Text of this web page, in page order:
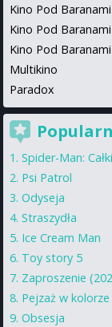
Kino Pod Baranami
Kino Pod Baranami
Kino Pod
Multikino
Paradox
Spider-Man:
Psi Patrol
Odyseja
Straszydła
Ice Cream Man
Toy story 5
Zaproszenie
Pejzaż w kolorze
Obsesja